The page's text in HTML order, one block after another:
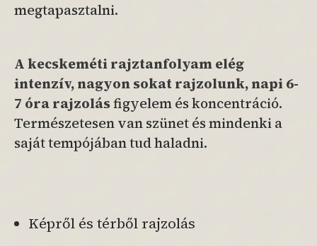
megtapasztalni.
A kecskeméti rajztanfolyam elég
intenzív, nagyon sokat rajzolunk, napi 6-
7 óra rajzolásfigyelem és koncentráció.
Természetesen van szünet és mindenki a
saját tempójában tud haladni.
Képről és térből rajzolás